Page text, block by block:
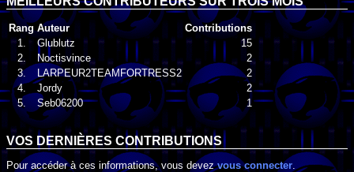
Rang Auteur
Contributions
1.
Glublutz
15
2.
Noctisvince
2
3.
LARPEUR2TEAMFORTRESS2
2
4.
Jordy
2
5.
Seb06200 1
VOS DERNIÈRES CONTRIBUTIONS
Pour accéder à ces informations, vous devezvous connecter